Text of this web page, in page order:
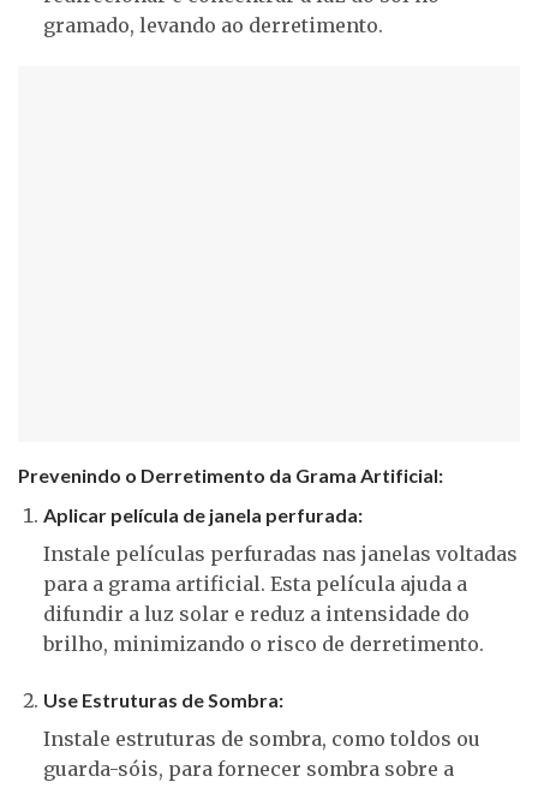
gramado, levando ao derretimento.
Prevenindo o Derretimento da Grama Artificial:
Aplicar película de janela perfurada:
Instale películas perfuradas nas janelas voltadas
para a grama artificial. Esta película ajuda a
difundir a luz solar e reduz a intensidade do
brilho, minimizando o risco de derretimento.
Use Estruturas de Sombra:
Instale estruturas de sombra, como toldos ou
guarda-sóis, para fornecer sombra sobre a